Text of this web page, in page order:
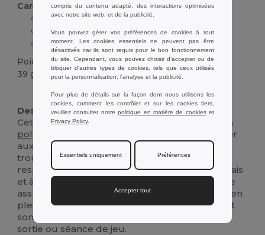
Caractéristiques :
Matière polyester
Fentes de ventilation
Fermeture auto-agrippante réglable
Poids
39 g.
Stock élévé Personnalisé
Description :
Cette casquette pour enfants est fabriquée en
polyester
durable, ce qui lui permet de résister
aux aventures quotidiennes. Conçue avec des
trous d'aération, elle offre une excellente
respirabilité pour garder les petites têtes au frais
et à l'aise. La fermeture auto-adhésive réglable
assure un ajustement parfait pour les enfants en
pleine croissance. Avec son design classique et
son aspect polyvalent, il est parfait pour toute
sortie ou séance de jeu.
compris du contenu adapté, des interactions optimisées
avec notre site web, et de la publicité.
Vous pouvez gérer vos préférences de cookies à tout
moment. Les cookies essentiels ne peuvent pas être
désactivés car ils sont requis pour le bon fonctionnement
du site. Cependant, vous pouvez choisir d’accepter ou de
bloquer d'autres types de cookies, tels que ceux utilisés
pour la personnalisation, l'analyse et la publicité.
Pour plus de détails sur la façon dont nous utilisons les
cookies, comment les contrôler et sur les cookies tiers,
veuillez consulter notrepolitique en matière de cookieset
Privacy Policy.
Essentiels uniquement Préférences
Accepter tout